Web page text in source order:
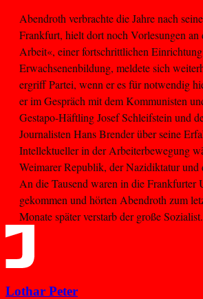
Abendroth verbrachte die Jahre nach
Frankfurt, hielt dort noch Vorlesungen an
Arbeit«, einer fortschrittlichen
Erwachsenenbildung, meldete sich
ergriff Partei, wenn er es für notwendig
er im Gespräch mit dem Kommunisten
Gestapo-Häftling Josef Schleifstein und
Journalisten Hans Brender über seine
Intellektueller in der Arbeiterbewegung
Weimarer Republik, der Nazidiktatur und
An die Tausend waren in die Frankfurter
gekommen und hörten Abendroth zum
Monate später verstarb der große Sozialist.
Lothar Peter